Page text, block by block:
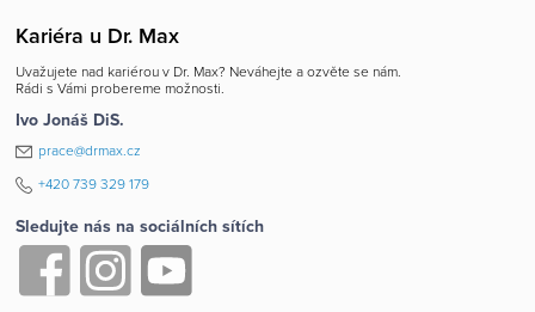
Kariéra u Dr. Max
Uvažujete nad kariérou v Dr. Max? Neváhejte a ozvěte se nám.
Rádi s Vámi probereme možnosti.
Ivo Jonáš DiS.
prace@drmax.cz
+420 739 329 179
Sledujte nás na sociálních sítích